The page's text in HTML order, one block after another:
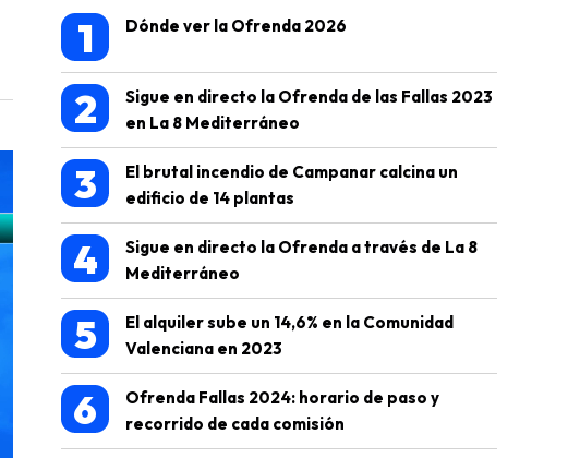
1 Dónde ver la Ofrenda 2026
2
Sigue en directo la Ofrenda de las Fallas 2023
en La 8 Mediterráneo
3
El brutal incendio de Campanar calcina un
edificio de 14 plantas
4
Sigue en directo la Ofrenda a través de La 8
Mediterráneo
5
El alquiler sube un 14,6% en la Comunidad
Valenciana en 2023
6
Ofrenda Fallas 2024: horario de paso y
recorrido de cada comisión